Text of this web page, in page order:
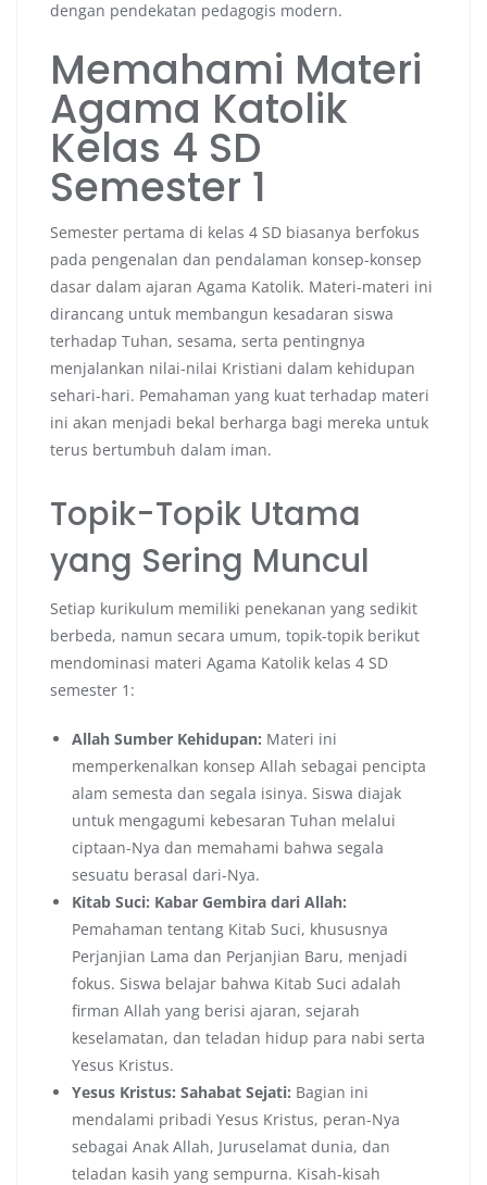
dengan pendekatan pedagogis modern.
Memahami Materi
Agama Katolik
Kelas 4 SD
Semester 1
Semester pertama di kelas 4 SD biasanya berfokus
pada pengenalan dan pendalaman konsep-konsep
dasar dalam ajaran Agama Katolik. Materi-materi ini
dirancang untuk membangun kesadaran siswa
terhadap Tuhan, sesama, serta pentingnya
menjalankan nilai-nilai Kristiani dalam kehidupan
sehari-hari. Pemahaman yang kuat terhadap materi
ini akan menjadi bekal berharga bagi mereka untuk
terus bertumbuh dalam iman.
Topik-Topik Utama
yang Sering Muncul
Setiap kurikulum memiliki penekanan yang sedikit
berbeda, namun secara umum, topik-topik berikut
mendominasi materi Agama Katolik kelas 4 SD
semester 1:
Allah Sumber Kehidupan: Materi ini
memperkenalkan konsep Allah sebagai pencipta
alam semesta dan segala isinya. Siswa diajak
untuk mengagumi kebesaran Tuhan melalui
ciptaan-Nya dan memahami bahwa segala
sesuatu berasal dari-Nya.
Kitab Suci: Kabar Gembira dari Allah:
Pemahaman tentang Kitab Suci, khususnya
Perjanjian Lama dan Perjanjian Baru, menjadi
fokus. Siswa belajar bahwa Kitab Suci adalah
firman Allah yang berisi ajaran, sejarah
keselamatan, dan teladan hidup para nabi serta
Yesus Kristus.
Yesus Kristus: Sahabat Sejati: Bagian ini
mendalami pribadi Yesus Kristus, peran-Nya
sebagai Anak Allah, Juruselamat dunia, dan
teladan kasih yang sempurna. Kisah-kisah